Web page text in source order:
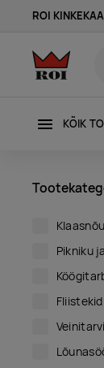
ROI
KÕIK
Pikniku